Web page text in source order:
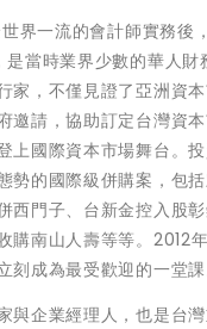
界一流的會計師實務
當時業界少數的華人財
家，不僅見證了亞洲資
邀請，協助訂定台灣資
上國際資本市場舞台。
勢的國際級併購案，包
西門子、台新金控入股
購南山人壽等等。2012
刻成為最受歡迎的一堂課
與企業經理人，也是台